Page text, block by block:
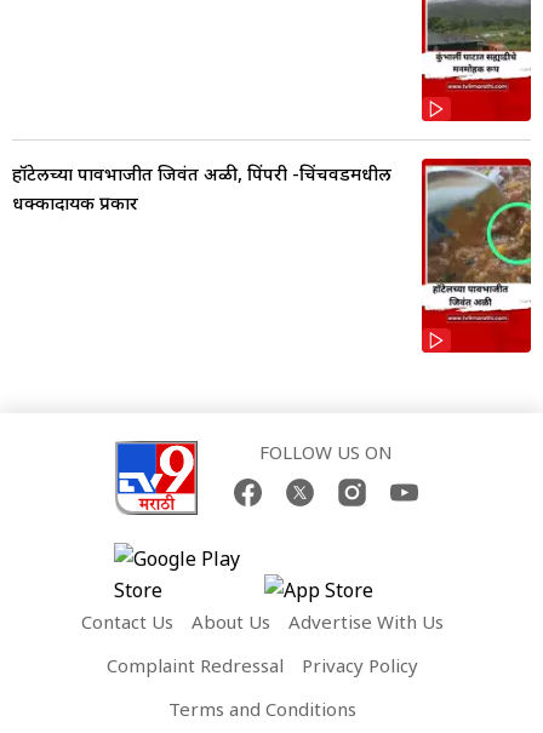
हॉटेलच्या पावभाजीत जिवंत अळी, पिंपरी -चिंचवडमधील
धक्कादायक प्रकार
FOLLOW US ON
Contact Us About Us
Advertise With Us
Complaint Redressal
Privacy Policy
Terms and Conditions